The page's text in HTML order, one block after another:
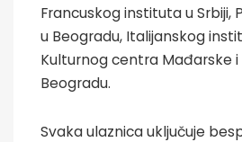
Francuskog instituta u Srbiji,
u Beogradu, Italijanskog
Kulturnog centra Mađarske
Beogradu.
Svaka ulaznica uključuje